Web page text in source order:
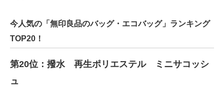
今人気の「無印良品のバッグ・エコバッグ」ランキング
TOP20！
第20位：撥水 再生ポリエステル ミニサコッシ
ュ